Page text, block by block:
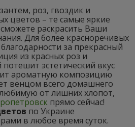
роз, гвоздик и
цветов – те самые яркие
раскрасить Ваши
Для более красноречивых
за прекрасный
из красных роз и
потешит эстетический вкус
ароматную композицию
венцом всего домашнего
от лишних хлопот,
прямо сейчас!
по Украине
в любое время суток.